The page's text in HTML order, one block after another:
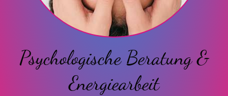
Psychologische Beratung &
Energiearbeit